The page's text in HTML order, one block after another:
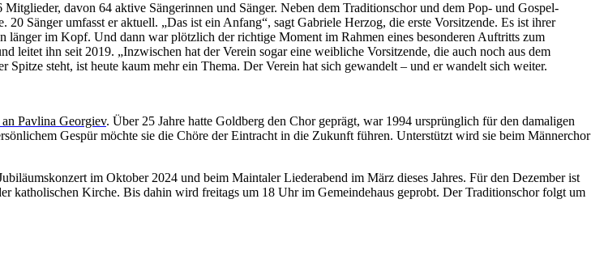
davon 64 aktive Sängerinnen und Sänger. Neben dem Traditionschor und dem Pop- und Gospel-
Sänger umfasst er aktuell. „Das ist ein Anfang“, sagt Gabriele Herzog, die erste Vorsitzende. Es ist ihrer
länger im Kopf. Und dann war plötzlich der richtige Moment im Rahmen eines besonderen Auftritts zum
ihn seit 2019. „Inzwischen hat der Verein sogar eine weibliche Vorsitzende, die auch noch aus dem
steht, ist heute kaum mehr ein Thema. Der Verein hat sich gewandelt – und er wandelt sich weiter.
Pavlina Georgiev. Über 25 Jahre hatte Goldberg den Chor geprägt, war 1994 ursprünglich für den damaligen
Gespür möchte sie die Chöre der Eintracht in die Zukunft führen. Unterstützt wird sie beim Männerchor
im Oktober 2024 und beim Maintaler Liederabend im März dieses Jahres. Für den Dezember ist
katholischen Kirche. Bis dahin wird freitags um 18 Uhr im Gemeindehaus geprobt. Der Traditionschor folgt um